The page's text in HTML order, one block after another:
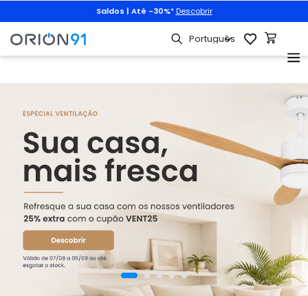
Saldos | Até -30%* Descobrir